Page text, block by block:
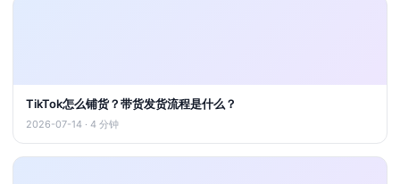
TikTok怎么铺货？带货发货流程是什么？
2026-07-14 · 4 分钟